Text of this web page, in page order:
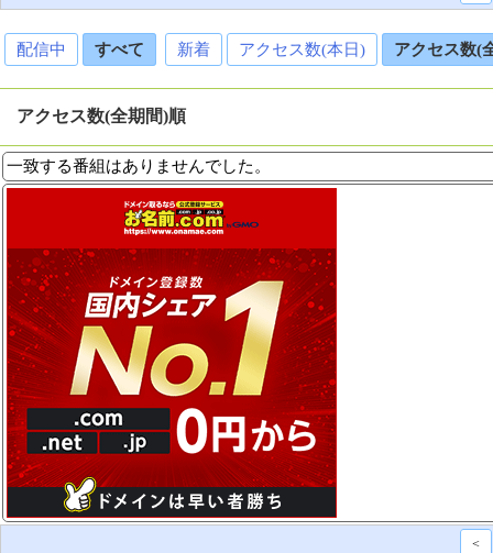
配信中 すべて 新着 アクセス数(本日) アクセス数(
アクセス数(全期間)順
一致する番組はありませんでした。
<